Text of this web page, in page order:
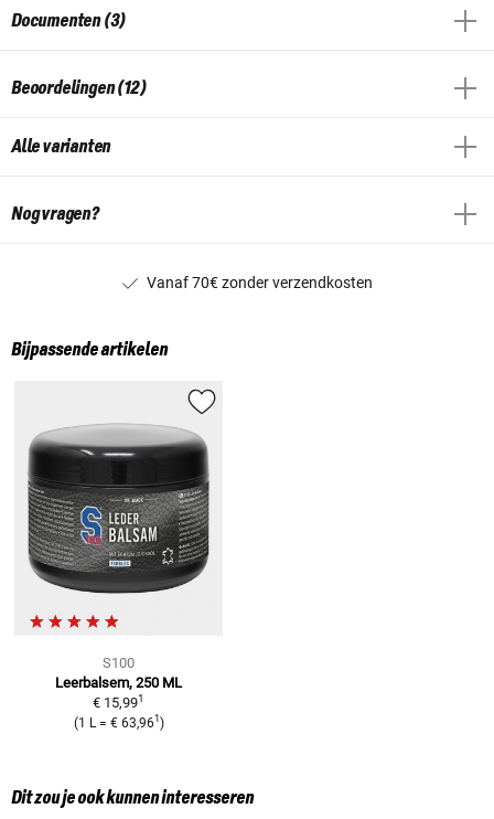
Documenten (3)
Beoordelingen (12)
Alle varianten
Nog vragen?
Vanaf 70€ zonder verzendkosten
Bijpassende artikelen
S100
Leerbalsem, 250 ML
€ 15,991
(1 L = € 63,961 )
Dit zou je ook kunnen interesseren